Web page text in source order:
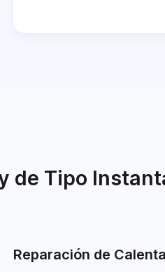
de Tipo
Reparación de